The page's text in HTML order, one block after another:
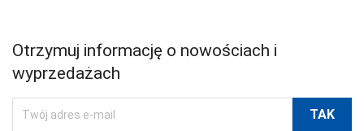
Otrzymuj informację o nowościach i
wyprzedażach